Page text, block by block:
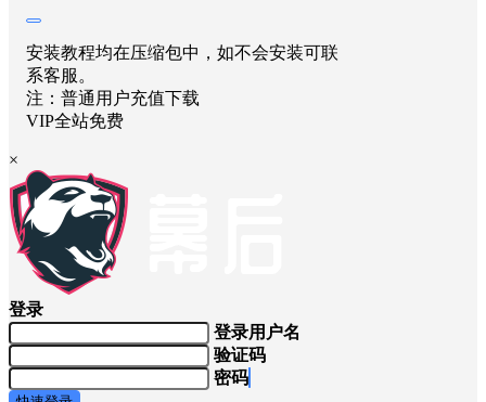
安装教程均在压缩包中，如不会安装可联
系客服。
注：普通用户充值下载
VIP全站免费
×
登录
登录用户名
验证码
密码